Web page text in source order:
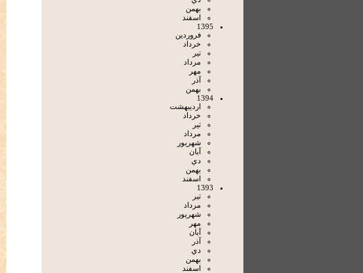
بهمن
اسفند
1395
فروردين
خرداد
تير
مرداد
مهر
آذر
بهمن
1394
ارديبهشت
خرداد
تير
مرداد
شهريور
آبان
دي
بهمن
اسفند
1393
تير
مرداد
شهريور
مهر
آبان
آذر
دي
بهمن
اسفند